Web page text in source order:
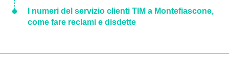
I numeri del servizio clienti TIM a Montefiascone,
come fare reclami e disdette